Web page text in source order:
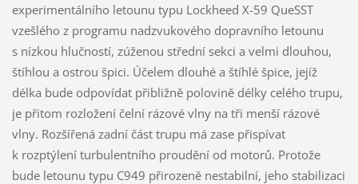
experimentálního letounu typu Lockheed X-59 QueSST
vzešlého z programu nadzvukového dopravního letounu
s nízkou hlučností, zúženou střední sekci a velmi dlouhou,
štíhlou a ostrou špici. Účelem dlouhé a štíhlé špice, jejíž
délka bude odpovídat přibližně polovině délky celého trupu,
je přitom rozložení čelní rázové vlny na tři menší rázové
vlny. Rozšířená zadní část trupu má zase přispívat
k rozptýlení turbulentního proudění od motorů. Protože
bude letounu typu C949 přirozeně nestabilní, jeho stabilizaci